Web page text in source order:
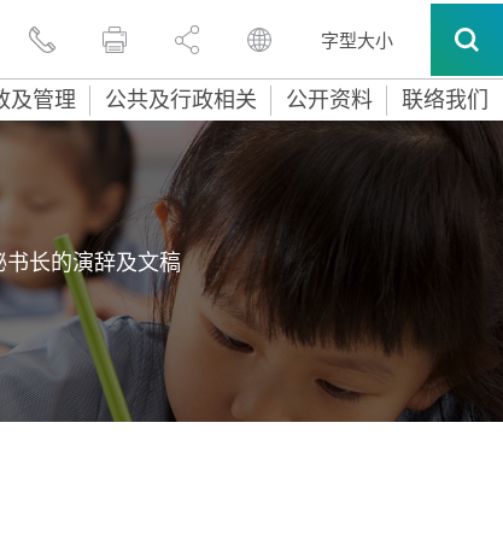
字型大小
及管理 公共及行政相关 公开资料 联络我们
长的演辞及文稿